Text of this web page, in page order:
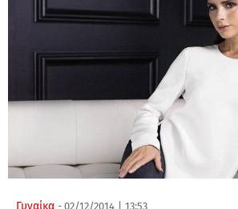
Γυναίκα - 02/12/2014 13:53